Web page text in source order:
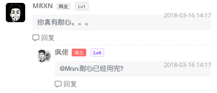
MRXN
网友 Lv1
2018-03-16 14:17
你真有耐心。。。
回复
疯佬
博主 Lv4
2018-03-16 14:17
@Mrxn：耐心已经用完?
回复